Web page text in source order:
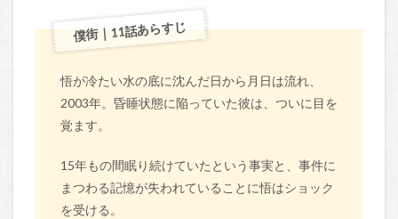
僕街｜11話あらすじ
悟が冷たい水の底に沈んだ日から月日は流れ、
2003年。昏睡状態に陥っていた彼は、ついに目を
覚ます。
15年もの間眠り続けていたという事実と、事件に
まつわる記憶が失われていることに悟はショック
を受ける。